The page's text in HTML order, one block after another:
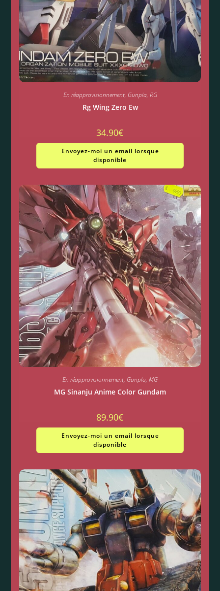
En réapprovisionnement, Gunpla, RG
Rg Wing Zero Ew
34.90€
Envoyez-moi un email lorsque
disponible
En réapprovisionnement, Gunpla, MG
MG Sinanju Anime Color Gundam
89.90€
Envoyez-moi un email lorsque
disponible